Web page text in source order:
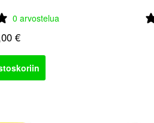
0 arvostelua
€